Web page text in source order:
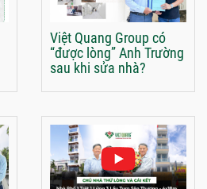
Việt Quang Group có
“được lòng” Anh Trường
sau khi sửa nhà?